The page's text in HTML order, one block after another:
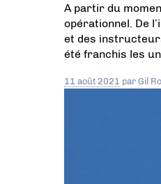
A partir du
opérationnel. De
et des
été franchis les
11 août 2021 par Gil